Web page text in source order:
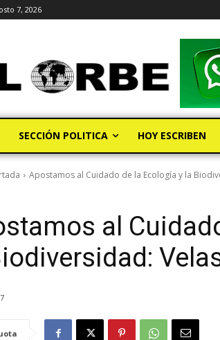
7, 2026
SECCIÓN POLITICA HOY ESCRIBEN
Apostamos al Cuidado de la Ecología y la
al